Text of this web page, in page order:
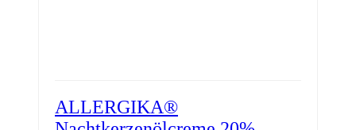
ALLERGIKA®